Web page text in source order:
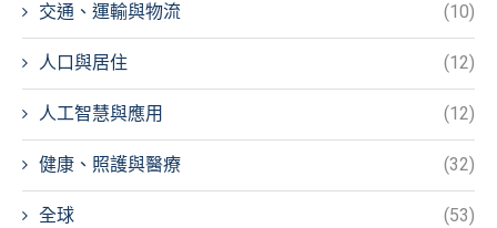
交通、運輸與物流 (10)
人口與居住 (12)
人工智慧與應用 (12)
健康、照護與醫療 (32)
全球 (53)